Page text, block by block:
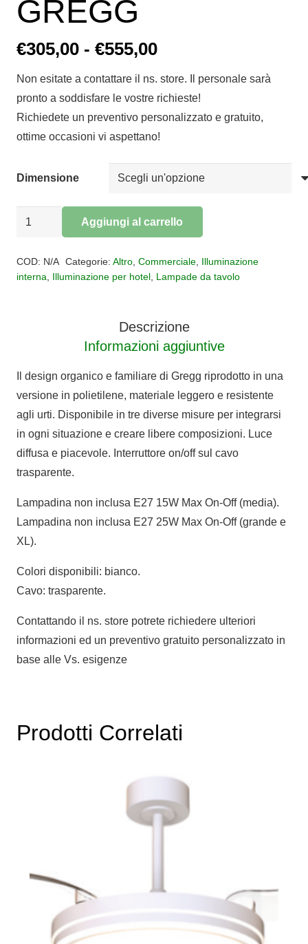
GREGG
€305,00 - €555,00Fascia
prezzo:
da
€305,00
a
€555,00
Non esitate a contattare il ns. store. Il personale sarà
pronto a soddisfare le vostre richieste!
Richiedete un preventivo personalizzato e gratuito,
ottime occasioni vi aspettano!
Dimensione
Lampada
POLY
Aggiungi al carrello
COD: N/A Categorie: Altro, Commerciale, Illuminazione
interna
Illuminazione per hotel Lampade da tavolo
Descrizione
Informazioni aggiuntive
Il design organico e familiare di Gregg riprodotto in una
versione in polietilene, materiale leggero e resistente
agli urti. Disponibile in tre diverse misure per integrarsi
in ogni situazione e creare libere composizioni. Luce
diffusa e piacevole. Interruttore on/off sul cavo
trasparente.
Lampadina non inclusa E27 15W Max On-Off (media).
Lampadina non inclusa E27 25W Max On-Off (grande e
XL).
Colori disponibili: bianco.
Cavo: trasparente.
Contattando il ns. store potrete richiedere ulteriori
informazioni ed un preventivo gratuito personalizzato in
base alle Vs. esigenze
Prodotti Correlati